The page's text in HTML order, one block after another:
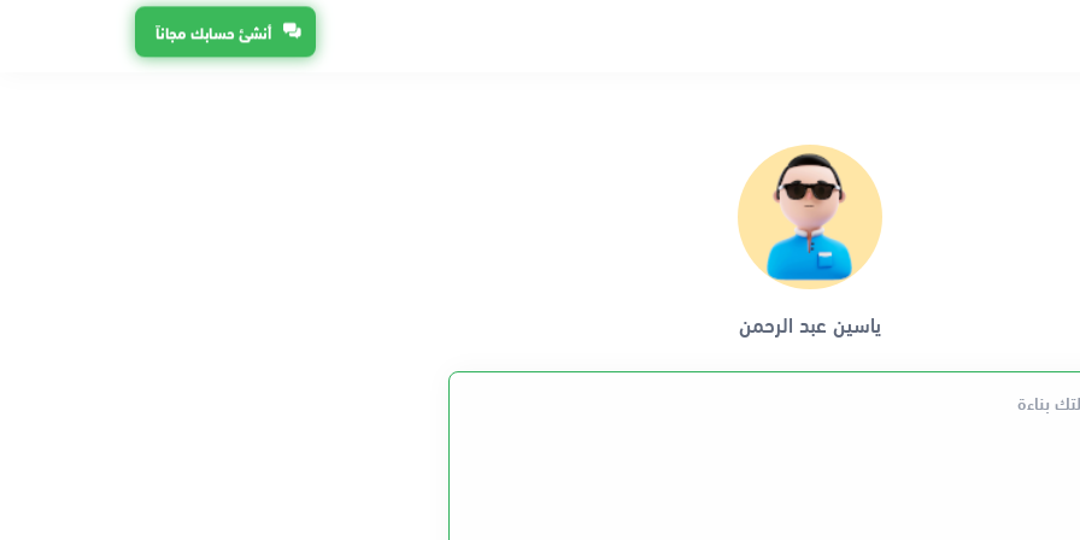
أنشئ حسابك مجاناً
ياسين عبد الرحمن